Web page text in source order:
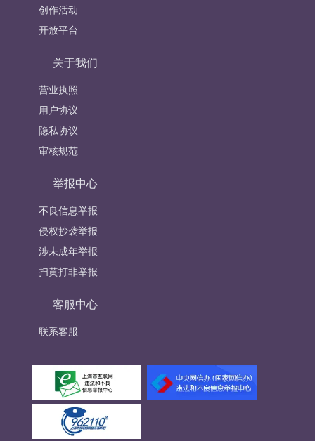
创作活动
开放平台
关于我们
营业执照
用户协议
隐私协议
审核规范
举报中心
不良信息举报
侵权抄袭举报
涉未成年举报
扫黄打非举报
客服中心
联系客服